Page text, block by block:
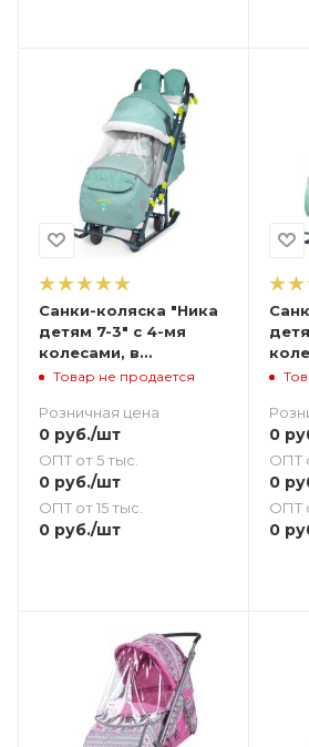
Санки-коляска "Ника
детям 7-3" с 4-мя
колесами, в
джинсовом стиле
Товар не продается
Розничная цена
0 руб./шт
ОПТ от 5 тыс.
0 руб./шт
ОПТ от 15 тыс.
0 руб./шт
0
ОПТ
0
ОПТ
0